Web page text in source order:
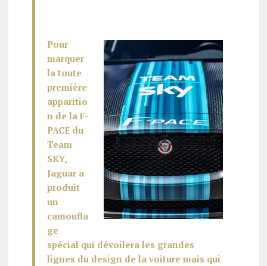
Pour
marquer
la toute
première
apparitio
n de la F-
PACE du
Team
SKY,
Jaguar a
produit
un
camoufla
ge
spécial qui dévoilera les grandes
lignes du design de la voiture mais qui